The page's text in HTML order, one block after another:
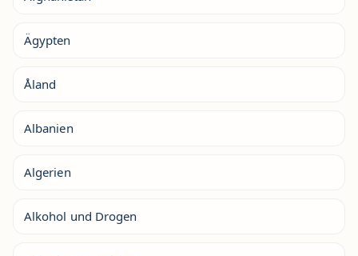
Ägypten
Åland
Albanien
Algerien
Alkohol und Drogen